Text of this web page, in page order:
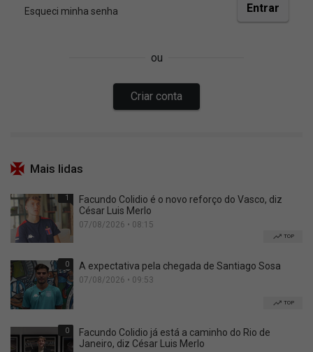
Mais lidas
1
Facundo Colidio é o novo reforço do Vasco, diz
César Luis Merlo
07/08/2026 • 08:15
TOP
0 A expectativa pela chegada de Santiago Sosa
07/08/2026 • 09:53
TOP
0
Facundo Colidio já está a caminho do Rio de
Janeiro, diz César Luis Merlo